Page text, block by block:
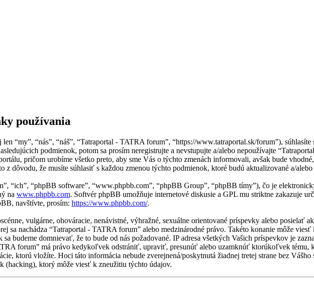
používania
“my”, “nás”, “náš”, “Tatraportal - TATRA forum”, “https://www.tatraportal.sk/forum”),
podmienok, potom sa prosím neregistrujte a nevstupujte a/alebo nepoužívajte
pričom urobíme všetko preto, aby sme Vás o týchto zmenách informovali, avšak bude
dôvodu, že musíte súhlasiť s každou zmenou týchto podmienok, ktoré budú aktualizované a/alebo
“ich”, “phpBB software”, “www.phpbb.com”, “phpBB Group”, “phpBB tímy”), čo je
na www.phpbb.com. Softvér phpBB umožňuje internetové diskusie a GPL mu striktne zakazuje
navštívte, prosím: https://www.phpbb.com/.
vulgárne, ohováracie, nenávistné, výhražné, sexuálne orientované príspevky alebo
sa nachádza “Tatraportal - TATRA forum” alebo medzinárodné právo. Takéto konanie môže
budeme domnievať, že to bude od nás požadované. IP adresa všetkých Vašich príspevkov je
forum” má právo kedykoľvek odstrániť, upraviť, presunúť alebo uzamknúť ktorúkoľvek tému,
ktorú vložíte. Hoci táto informácia nebude zverejnená/poskytnutá žiadnej tretej strane bez
(hacking), ktorý môže viesť k zneužitiu týchto údajov.